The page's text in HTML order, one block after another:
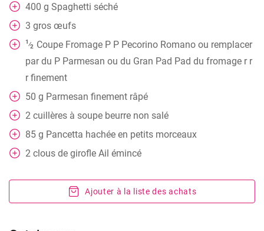
400 g Spaghetti séché
3 gros œufs
1⁄2 Coupe Fromage P P Pecorino Romano ou remplacer
par du P Parmesan ou du Gran Pad Pad du fromage r r
r finement
50 g Parmesan finement râpé
2 cuillères à soupe beurre non salé
85 g Pancetta hachée en petits morceaux
2 clous de girofle Ail émincé
Ajouter à la liste des achats